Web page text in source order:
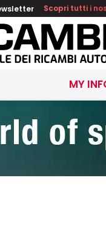
Scopri tutti i
MY